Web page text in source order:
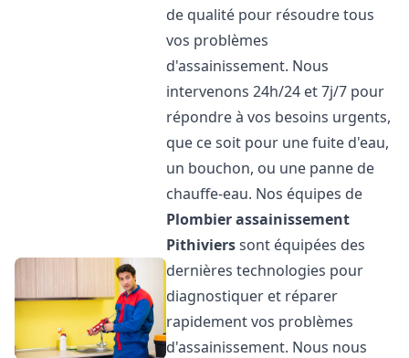
de qualité pour résoudre tous
vos problèmes
d'assainissement. Nous
intervenons 24h/24 et 7j/7 pour
répondre à vos besoins urgents,
que ce soit pour une fuite d'eau,
un bouchon, ou une panne de
chauffe-eau. Nos équipes de
Plombier assainissement
Pithivierssont équipées des
dernières technologies pour
diagnostiquer et réparer
rapidement vos problèmes
d'assainissement. Nous nous